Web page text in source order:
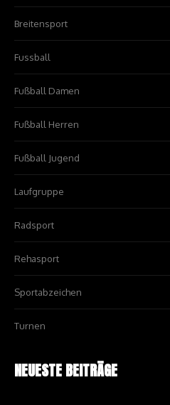
Breitensport
Fussball
Fußball Damen
Fußball Herren
Fußball Jugend
Laufgruppe
Radsport
Rehasport
Sportabzeichen
Turnen
NEUESTE BEITRÄGE